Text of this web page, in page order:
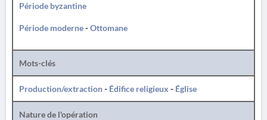
Période byzantine
Période moderne-Ottomane
Mots-clés
Production/extraction- Édifice religieux - Église
Nature de l'opération